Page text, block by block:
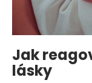
Jak
lásky